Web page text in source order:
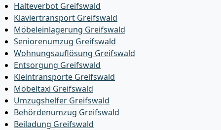
Halteverbot Greifswald
Klaviertransport Greifswald
Möbeleinlagerung Greifswald
Seniorenumzug Greifswald
Wohnungsauflösung Greifswald
Entsorgung Greifswald
Kleintransporte Greifswald
Möbeltaxi Greifswald
Umzugshelfer Greifswald
Behördenumzug Greifswald
Beiladung Greifswald